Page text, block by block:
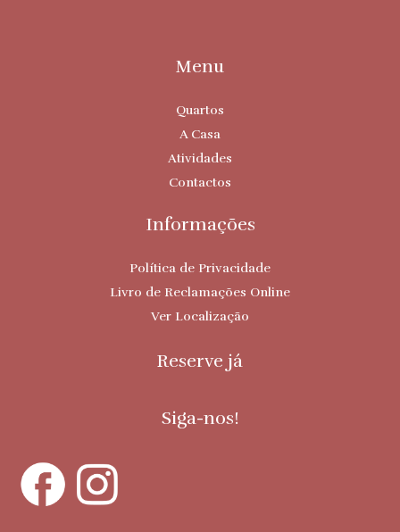
Menu
Quartos
A Casa
Atividades
Contactos
Informações
Política de Privacidade
Livro de Reclamações Online
Ver Localização
Reserve já
Siga-nos!